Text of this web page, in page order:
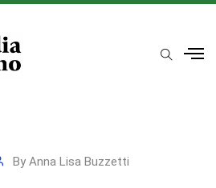
By Anna Lisa Buzzetti